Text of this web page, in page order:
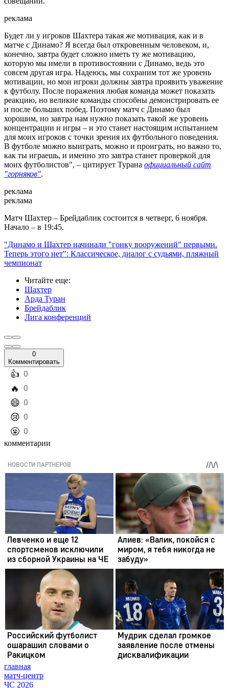
реклама
Будет ли у игроков Шахтера такая же мотивация, как и в
матче с Динамо? Я всегда был откровенным человеком, и,
конечно, завтра будет сложно иметь ту же мотивацию,
которую мы имели в противостоянии с Динамо, ведь это
совсем другая игра. Надеюсь, мы сохраним тот же уровень
мотивации, но мои игроки должны завтра проявить уважение
к футболу. После поражения любая команда может показать
реакцию, но великие команды способны демонстрировать ее
и после больших побед. Поэтому матч с Динамо был
хорошим, но завтра нам нужно показать такой же уровень
концентрации и игры – и это станет настоящим испытанием
для моих игроков с точки зрения их футбольного поведения.
В футболе можно выиграть, можно и проиграть, но важно то,
как ты играешь, и именно это завтра станет проверкой для
моих футболистов", – цитирует Турана официальный сайт
"горняков".
реклама
реклама
Матч Шахтер – Брейдаблик состоится в четверг, 6 ноября.
Начало – в 19:45.
"Динамо и Шахтер начинали "гонку вооружений" первыми.
Теперь этого нет": Классическое, диалог с судьями, пляжный
чемпионат
Читайте еще:
Шахтер
Арда Туран
Брейдаблик
Лига конференций
0
Комментировать
️👍 0
️🔥 0
️😄 0
️😢 0
️🤬 0
комментарии
главная
матч-центр
ЧС 2026